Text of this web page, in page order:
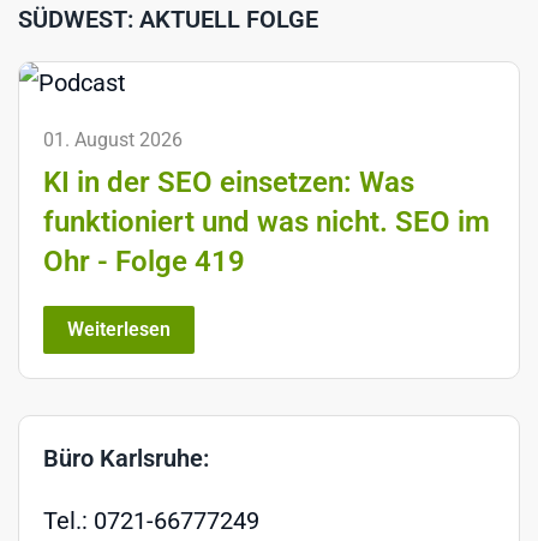
SÜDWEST: AKTUELL FOLGE
01. August 2026
KI in der SEO einsetzen: Was
funktioniert und was nicht. SEO im
Ohr - Folge 419
Weiterlesen
Büro Karlsruhe:
Tel.: 0721-66777249